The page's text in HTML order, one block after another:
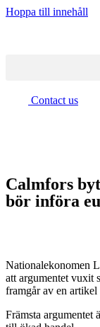
Hoppa till innehåll
Contact us
Calmfors
bör införa
Nationalekonomen
att argumentet vuxit
framgår av en
Främsta argumentet